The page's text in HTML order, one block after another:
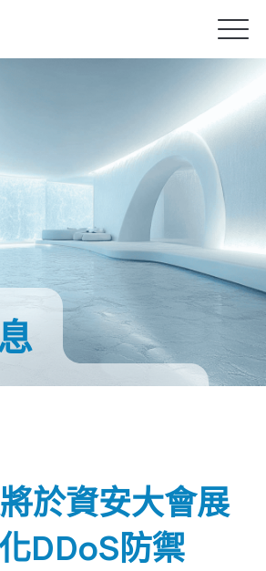
速 DDoS 攻擊防護
與分析
析
動式資安防禦
效能最佳化
與殭屍網路威脅
於資安大會展
DDoS防禦